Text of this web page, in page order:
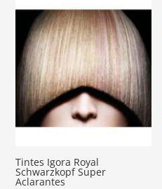
20,70€
Tintes Igora Royal
Schwarzkopf Super
Aclarantes